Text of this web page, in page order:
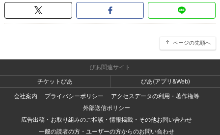
ページの先頭へ
ぴあ関連サイト
チケットぴあ
ぴあ(アプリ&Web)
会社案内
プライバシーポリシー
アクセスデータの利用・著作権等
外部送信ポリシー
広告出稿・お取り組みのご相談・情報掲載・その他お問い合わせ
一般の読者の方・ユーザーの方からのお問い合わせ